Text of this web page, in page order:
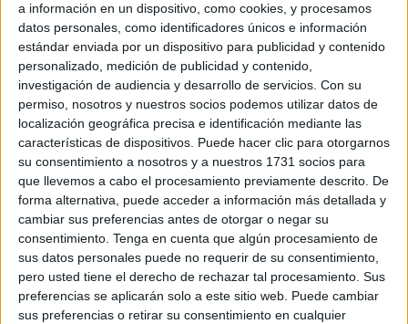
a información en un dispositivo, como cookies, y procesamos
datos personales, como identificadores únicos e información
estándar enviada por un dispositivo para publicidad y contenido
personalizado, medición de publicidad y contenido,
investigación de audiencia y desarrollo de servicios. Con su
permiso, nosotros y nuestros socios podemos utilizar datos de
localización geográfica precisa e identificación mediante las
características de dispositivos. Puede hacer clic para otorgarnos
su consentimiento a nosotros y a nuestros 1731 socios para
que llevemos a cabo el procesamiento previamente descrito. De
forma alternativa, puede acceder a información más detallada y
cambiar sus preferencias antes de otorgar o negar su
consentimiento. Tenga en cuenta que algún procesamiento de
sus datos personales puede no requerir de su consentimiento,
pero usted tiene el derecho de rechazar tal procesamiento. Sus
preferencias se aplicarán solo a este sitio web. Puede cambiar
sus preferencias o retirar su consentimiento en cualquier
Argentina aprobó la Ley de Educación Ambiental
después de décadas de lucha
5 min| 14/05/2021
El senado argentino finalmente aprobó por unanimidad la Ley de
Educación Ambiental en el marco de la campaña masiva llevada
adelante por múltiples sectores de la sociedad.